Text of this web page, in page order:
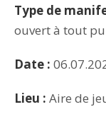
Type de
ouvert à tout
Date :
Lieu : Aire de